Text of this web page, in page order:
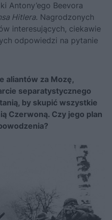
Antony’ego Beevora
Hitlera. Nagrodzonych
interesujących, ciekawie
odpowiedzi na pytanie
aliantów za Mozę,
separatystycznego
by skupić wszystkie
Czerwoną. Czy jego plan